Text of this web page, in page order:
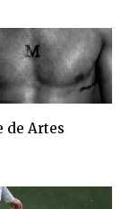
de Artes